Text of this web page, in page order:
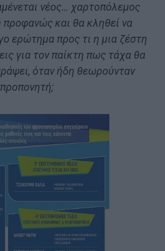
νέος… χαρτοπόλεμος
και θα κληθεί να
ερώτημα προς τι η μια ζέστη
για τον παίκτη πως τάχα θα
όταν ήδη θεωρούνταν